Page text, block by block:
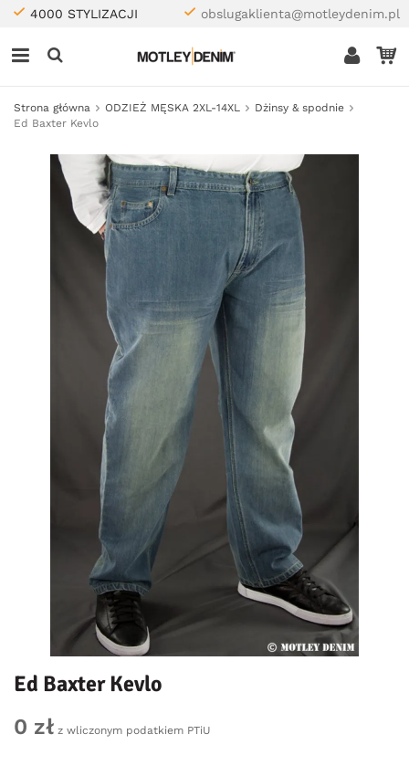
4000 STYLIZACJI obslugaklienta@motleydenim.pl
Strona główna ODZIEŻ MĘSKA 2XL-14XL
Dżinsy & spodnie
Ed Baxter Kevlo
Ed Baxter Kevlo
0 zł z wliczonym podatkiem PTiU